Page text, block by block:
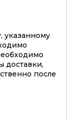
указанному
доставки,
после